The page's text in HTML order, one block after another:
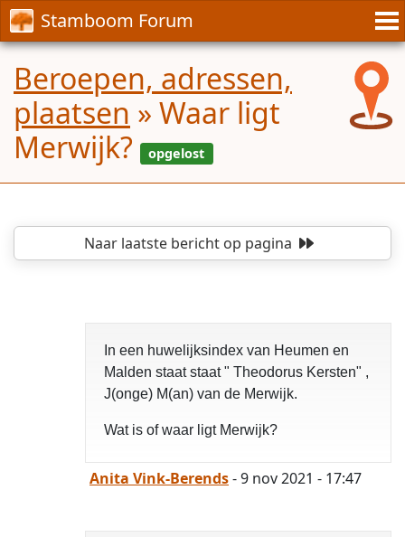
Stamboom Forum
Beroepen, adressen,
plaatsen » Waar ligt
Merwijk?
opgelost
Naar laatste berichtop pagina
In een huwelijksindex van Heumen en
Malden staat staat " Theodorus Kersten" ,
J(onge) M(an) van de Merwijk.
Wat is of waar ligt Merwijk?
Anita Vink-Berends- 9 nov 2021 - 17:47